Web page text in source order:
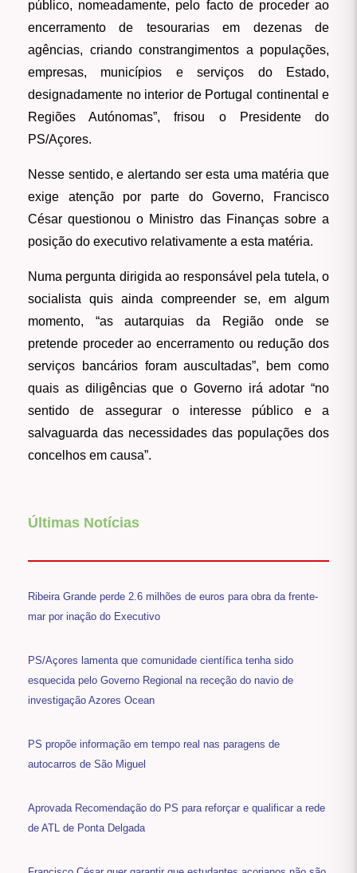
público, nomeadamente, pelo facto de proceder ao
encerramento de tesourarias em dezenas de
agências, criando constrangimentos a populações,
empresas, municípios e serviços do Estado,
designadamente no interior de Portugal continental e
Regiões Autónomas”, frisou o Presidente do
PS/Açores.
Nesse sentido, e alertando ser esta uma matéria que
exige atenção por parte do Governo, Francisco
César questionou o Ministro das Finanças sobre a
posição do executivo relativamente a esta matéria.
Numa pergunta dirigida ao responsável pela tutela, o
socialista quis ainda compreender se, em algum
momento, “as autarquias da Região onde se
pretende proceder ao encerramento ou redução dos
serviços bancários foram auscultadas”, bem como
quais as diligências que o Governo irá adotar “no
sentido de assegurar o interesse público e a
salvaguarda das necessidades das populações dos
concelhos em causa”.
Últimas Notícias
Ribeira Grande perde 2.6 milhões de euros para obra da frente-
mar por inação do Executivo
PS/Açores lamenta que comunidade científica tenha sido
esquecida pelo Governo Regional na receção do navio de
investigação Azores Ocean
PS propõe informação em tempo real nas paragens de
autocarros de São Miguel
Aprovada Recomendação do PS para reforçar e qualificar a rede
de ATL de Ponta Delgada